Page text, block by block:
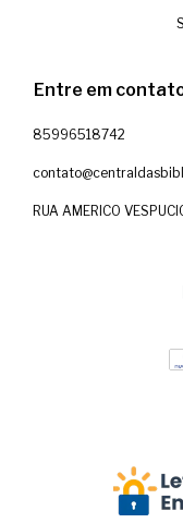
Entre em
85996518742
RUA AMERICO